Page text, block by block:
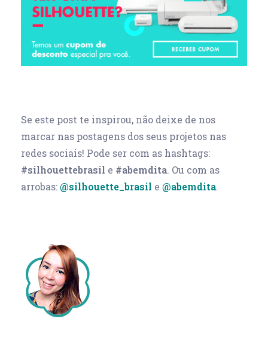
Se este post te inspirou, não deixe de nos
marcar nas postagens dos seus projetos nas
redes sociais! Pode ser com as hashtags:
#silhouettebrasil e #abemdita. Ou com as
arrobas:@silhouette_brasil e @abemdita.